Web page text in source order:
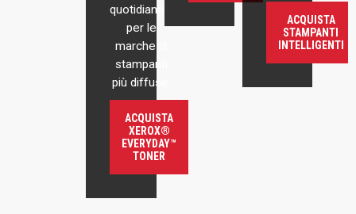
quotidiano™
per le
marche di
stampanti
più diffuse.
ACQUISTA
XEROX®
EVERYDAY™
TONER
ACQUISTA
STAMPANTI
INTELLIGENTI